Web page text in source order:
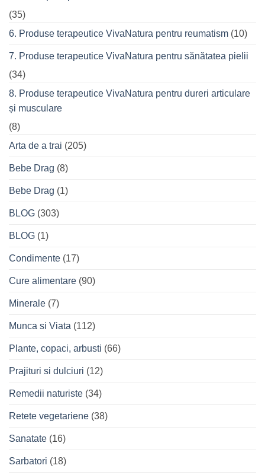
(35)
6. Produse terapeutice VivaNatura pentru reumatism (10)
7. Produse terapeutice VivaNatura pentru sănătatea pielii
(34)
8. Produse terapeutice VivaNatura pentru dureri articulare
și musculare
(8)
Arta de a trai (205)
Bebe Drag (8)
Bebe Drag (1)
BLOG (303)
BLOG (1)
Condimente (17)
Cure alimentare (90)
Minerale (7)
Munca si Viata (112)
Plante, copaci, arbusti (66)
Prajituri si dulciuri (12)
Remedii naturiste (34)
Retete vegetariene (38)
Sanatate (16)
Sarbatori (18)